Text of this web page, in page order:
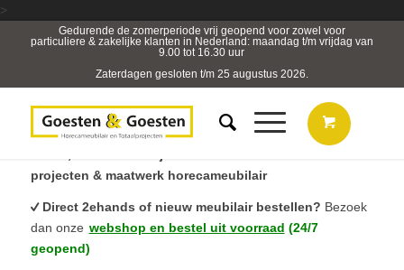
>
Gedurende de zomerperiode vrij geopend voor zowel voor
particuliere & zakelijke klanten in Nederland: maandag t/m vrijdag van
9.00 tot 16.30 uur
Zaterdagen gesloten t/m 25 augustus 2026.
projecten & maatwerk horecameubilair
Direct 2ehands of nieuw meubilair bestellen? Bezoek
dan onze webshop en bestel uit voorraad (24/7
geopend)